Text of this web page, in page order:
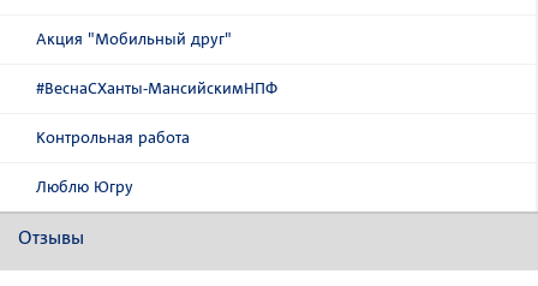
Акция "Мобильный друг"
#ВеснаСХанты-МансийскимНПФ
Контрольная работа
Люблю Югру
Отзывы